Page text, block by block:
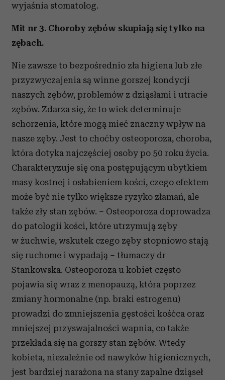
wyjaśnia stomatolog.
Mit nr 3. Choroby zębów skupiają się tylko na
zębach.
Nie zawsze to bezpośrednio zła higiena lub złe
przyzwyczajenia są winne gorszej kondycji
naszych zębów, problemów z dziąsłami i utracie
zębów. Zdarza się, że to wiek determinuje
schorzenia, które mogą mieć znaczny wpływ na
nasze zęby. Jest to choćby osteoporoza, choroba,
która dotyka najczęściej osoby po 50 roku życia.
Charakteryzuje się ona postępującym ubytkiem
masy kostnej i osłabieniem kości, czego efektem
może być nie tylko większe ryzyko złamań, ale
także zły stan zębów. – Osteoporoza doprowadza
do patologii kości, które utrzymują zęby
w żuchwie, wskutek czego zęby stopniowo stają
się ruchome i wypadają – tłumaczy dr
Stankowska. Osteoporoza u kobiet często
pojawia się wraz z menopauzą, która poprzez
zmiany hormonalne (np. braki estrogenu)
prowadzi do zmniejszenia gęstości kośćca oraz
mniejszej przyswajalności wapnia, co także
przekłada się na gorszy stan zębów. Wtedy
kobieta, niezależnie od nawyków higienicznych,
jest bardziej narażona na stany zapalne dziąseł